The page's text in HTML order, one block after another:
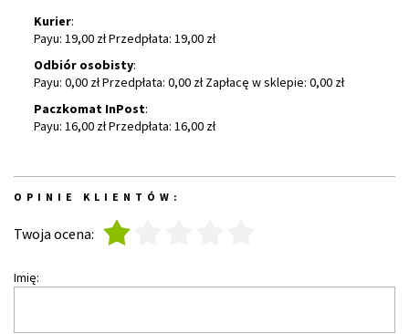
Kurier:
Payu: 19,00 zł Przedpłata: 19,00 zł
Odbiór osobisty:
Payu: 0,00 zł Przedpłata: 0,00 zł Zapłacę w sklepie: 0,00 zł
Paczkomat InPost:
Payu: 16,00 zł Przedpłata: 16,00 zł
OPINIE KLIENTÓW:
Twoja ocena:
Imię: